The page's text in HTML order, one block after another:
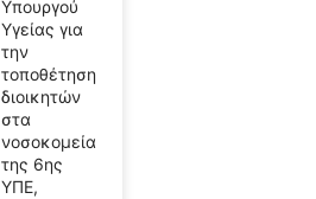
Υπουργού
Υγείας για
την
τοποθέτηση
διοικητών
στα
νοσοκομεία
της 6ης
ΥΠΕ,